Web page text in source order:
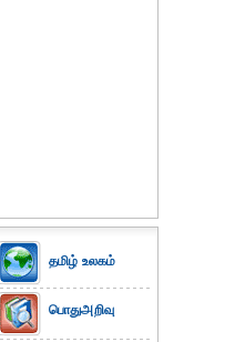
தமிழ் உலகம்
பொதுஅறிவு